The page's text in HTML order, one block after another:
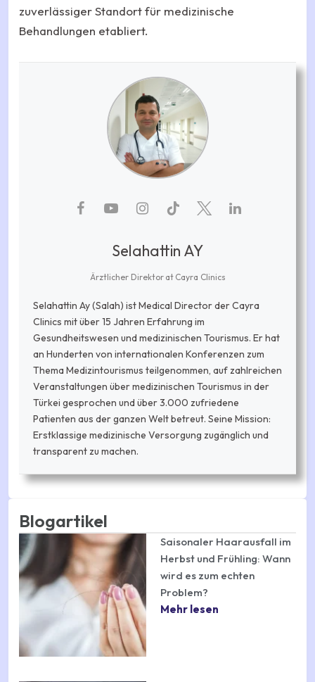
zuverlässiger Standort für medizinische
Behandlungen etabliert.
Selahattin AY
Ärztlicher Direktor at Cayra Clinics
Selahattin Ay (Salah) ist Medical Director der Cayra
Clinics mit über 15 Jahren Erfahrung im
Gesundheitswesen und medizinischen Tourismus. Er hat
an Hunderten von internationalen Konferenzen zum
Thema Medizintourismus teilgenommen, auf zahlreichen
Veranstaltungen über medizinischen Tourismus in der
Türkei gesprochen und über 3.000 zufriedene
Patienten aus der ganzen Welt betreut. Seine Mission:
Erstklassige medizinische Versorgung zugänglich und
transparent zu machen.
Blogartikel
Saisonaler Haarausfall im
Herbst und Frühling: Wann
wird es zum echten
Problem?
Mehr lesen